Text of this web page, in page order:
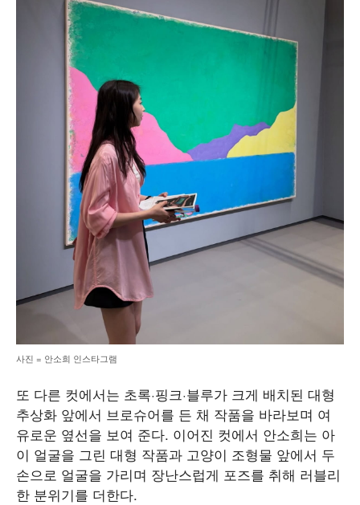
사진 = 안소희 인스타그램
또 다른 컷에서는 초록·핑크·블루가 크게 배치된 대형
추상화 앞에서 브로슈어를 든 채 작품을 바라보며 여
유로운 옆선을 보여 준다. 이어진 컷에서 안소희는 아
이 얼굴을 그린 대형 작품과 고양이 조형물 앞에서 두
손으로 얼굴을 가리며 장난스럽게 포즈를 취해 러블리
한 분위기를 더한다.